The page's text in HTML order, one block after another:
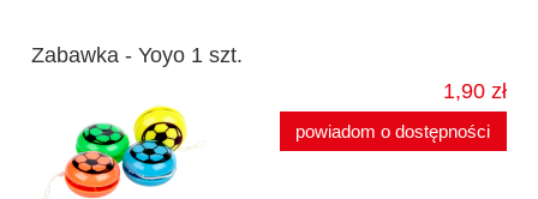
Zabawka - Yoyo 1 szt.
1,90 zł
powiadom o dostępności